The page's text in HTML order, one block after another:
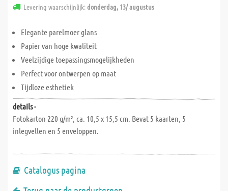
Levering waarschijnlijk:donderdag, 13/ augustus
Elegante parelmoer glans
Papier van hoge kwaliteit
Veelzijdige toepassingsmogelijkheden
Perfect voor ontwerpen op maat
Tijdloze esthetiek
details -
Fotokarton 220 g/m², ca. 10,5 x 15,5 cm. Bevat 5 kaarten, 5
inlegvellen en 5 enveloppen.
Catalogus pagina